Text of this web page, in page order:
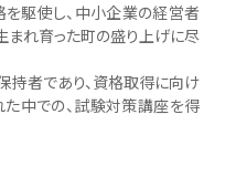
駆使し、中小企業の経営者
まれ育った町の盛り上げに尽
者であり、資格取得に向け
中での、試験対策講座を得